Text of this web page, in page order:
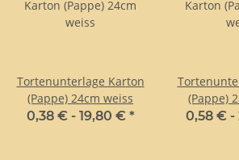
Tortenunterlage Karton
(Pappe) 24cm weiss
0,38 € - 19,80 € *
0,58 € -